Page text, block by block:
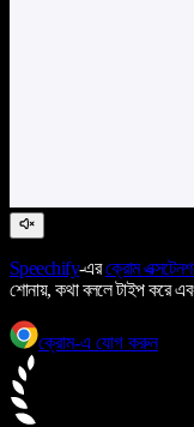
Speechify-এরক্রোম
শোনায়, কথা বললে টাইপ করে
ক্রোম-এ যোগ করুন